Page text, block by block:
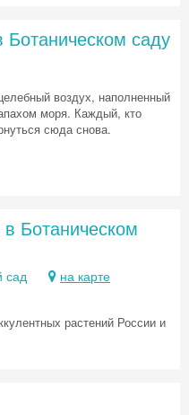
саду
воздух, наполненный
моря. Каждый, кто
сюда снова.
Ботаническом
сад на карте
растений России и